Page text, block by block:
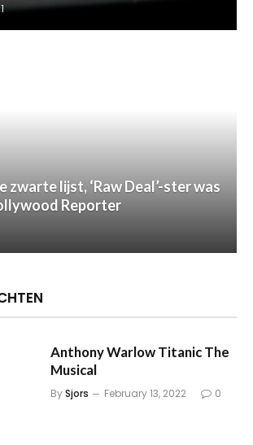
zwarte lijst, ‘Raw Deal’-ster was
Reporter
Anthony Warlow Titanic The
Musical
BySjors February 13, 2022 0